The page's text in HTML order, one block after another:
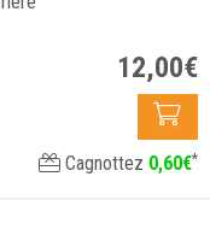
12,00€
Cagnottez 0,60€*